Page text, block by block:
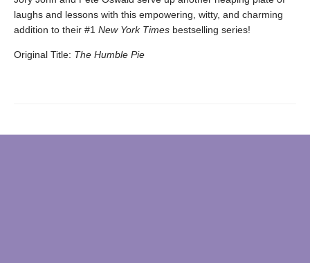
laughs and lessons with this empowering, witty, and charming
addition to their #1 New York Times bestselling series!
Original Title: The Humble Pie